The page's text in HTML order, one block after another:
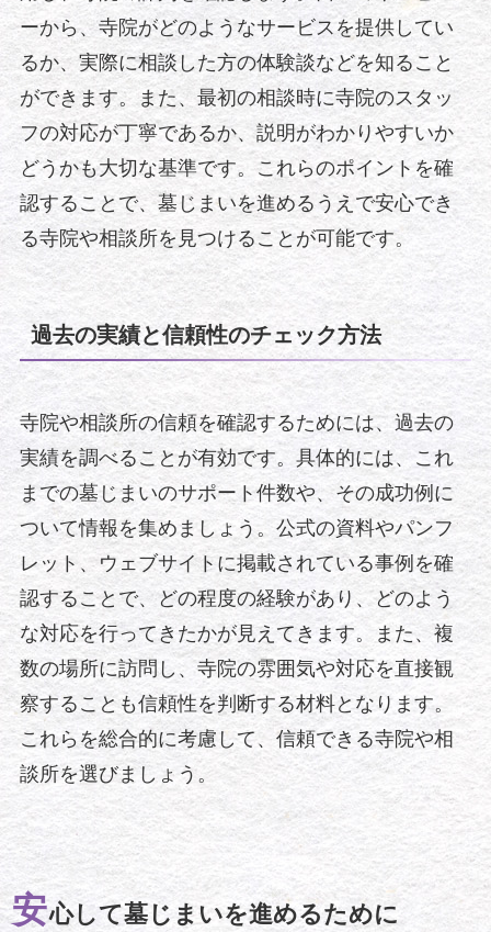
ーから、寺院がどのようなサービスを提供してい
るか、実際に相談した方の体験談などを知ること
ができます。また、最初の相談時に寺院のスタッ
フの対応が丁寧であるか、説明がわかりやすいか
どうかも大切な基準です。これらのポイントを確
認することで、墓じまいを進めるうえで安心でき
る寺院や相談所を見つけることが可能です。
過去の実績と信頼性のチェック方法
寺院や相談所の信頼を確認するためには、過去の
実績を調べることが有効です。具体的には、これ
までの墓じまいのサポート件数や、その成功例に
ついて情報を集めましょう。公式の資料やパンフ
レット、ウェブサイトに掲載されている事例を確
認することで、どの程度の経験があり、どのよう
な対応を行ってきたかが見えてきます。また、複
数の場所に訪問し、寺院の雰囲気や対応を直接観
察することも信頼性を判断する材料となります。
これらを総合的に考慮して、信頼できる寺院や相
談所を選びましょう。
安心して墓じまいを進めるために